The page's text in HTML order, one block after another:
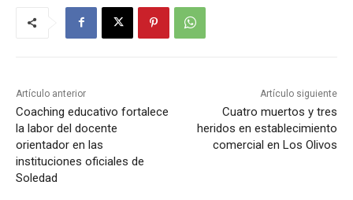
Artículo anterior
Coaching educativo fortalece
la labor del docente
orientador en las
instituciones oficiales de
Soledad
Artículo siguiente
Cuatro muertos y tres
heridos en establecimiento
comercial en Los Olivos